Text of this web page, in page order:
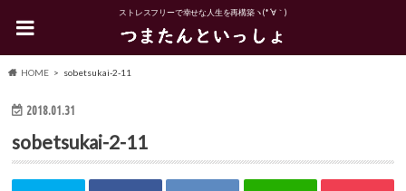
ストレスフリーで幸せな人生を再構築ヽ(*´∀｀)
HOME sobetsukai-2-11
2018.01.31
sobetsukai-2-11